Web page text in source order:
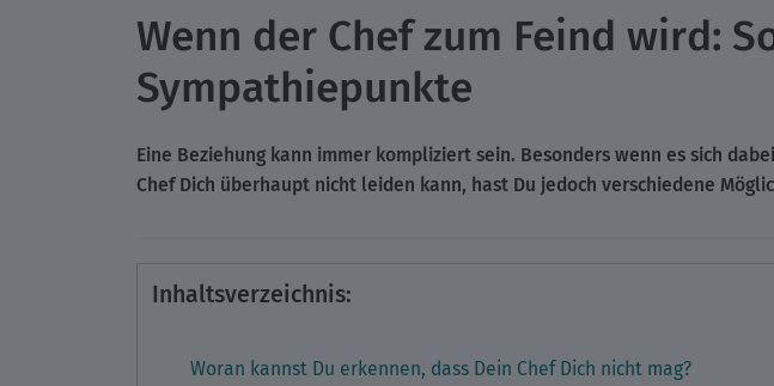
Wenn der Chef zum Feind wird:
Sympathiepunkte
Eine Beziehung kann immer kompliziert sein. Besonders wenn es sich
Chef Dich überhaupt nicht leiden kann, hast Du jedoch verschiedene
Inhaltsverzeichnis:
Woran kannst Du erkennen, dass Dein Chef Dich nicht mag?